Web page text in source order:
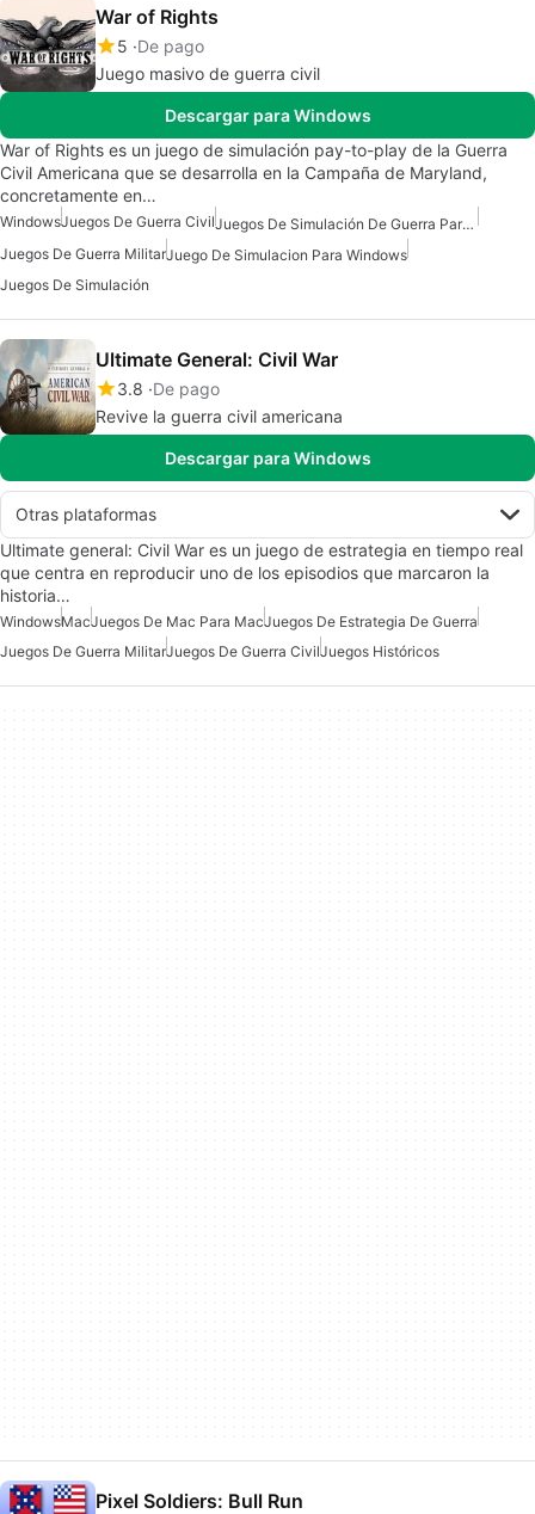
War of Rights
5 De pago
Juego masivo de guerra civil
Descargar para Windows
War of Rights es un juego de simulación pay-to-play de la Guerra
Civil Americana que se desarrolla en la Campaña de Maryland,
concretamente en…
WindowsJuegos De Guerra Civil
Juegos De Simulación De Guerra Para Windows
Juegos De Guerra MilitarJuego De Simulacion Para Windows
Juegos De Simulación
Ultimate General: Civil War
3.8 De pago
Revive la guerra civil americana
Descargar para Windows
Otras plataformas
Ultimate general: Civil War es un juego de estrategia en tiempo real
que centra en reproducir uno de los episodios que marcaron la
historia…
WindowsMacJuegos De Mac Para MacJuegos De Estrategia De Guerra
Juegos De Guerra MilitarJuegos De Guerra CivilJuegos Históricos
Pixel Soldiers: Bull Run